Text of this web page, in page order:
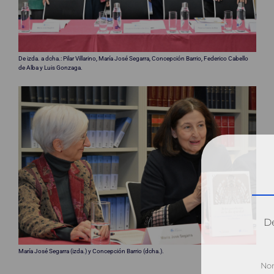
De izda. a dcha.: Pilar Villarino, María José Segarra, Concepción Barrio, Federico Cabello
de Alba y Luis Gonzaga.
María José Segarra (izda.) y Concepción Barrio (dcha.).